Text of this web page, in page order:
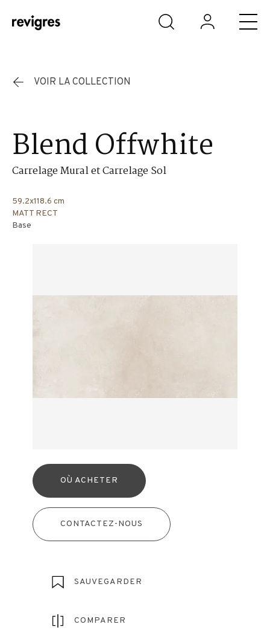
Aller au contenu principal
VOIR LA COLLECTION
Blend Offwhite
Carrelage Mural et Carrelage Sol
59.2x118.6 cm
MATT RECT
Base
OÙ ACHETER
CONTACTEZ-NOUS
SAUVEGARDER
COMPARER